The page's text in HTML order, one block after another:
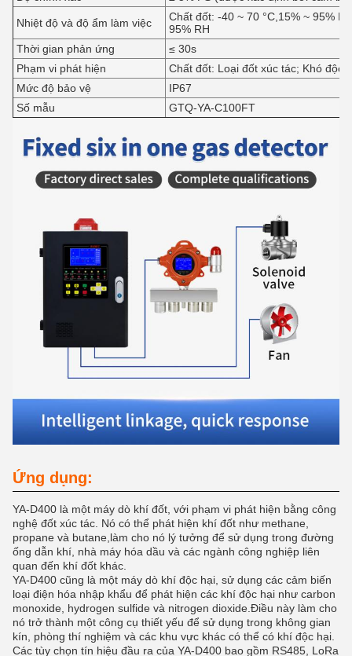
Nhiệt độ và độ ẩm làm việc
Chất đốt: -40 ~ 70 °C,15% ~ 95%
95% RH
Thời gian phản ứng
≤ 30s
Phạm vi phát hiện
Chất đốt: Loại đốt xúc tác; Khó
Mức độ bảo vệ
IP67
Số mẫu
GTQ-YA-C100FT
Ứng dụng:
YA-D400 là một máy dò khí đốt, với phạm vi phát hiện bằng công
nghệ đốt xúc tác. Nó có thể phát hiện khí đốt như methane,
propane và butane,làm cho nó lý tưởng để sử dụng trong đường
ống dẫn khí, nhà máy hóa dầu và các ngành công nghiệp liên
quan đến khí đốt khác.
YA-D400 cũng là một máy dò khí độc hại, sử dụng các cảm biến
loại điện hóa nhập khẩu để phát hiện các khí độc hại như carbon
monoxide, hydrogen sulfide và nitrogen dioxide.Điều này làm cho
nó trở thành một công cụ thiết yếu để sử dụng trong không gian
kín, phòng thí nghiệm và các khu vực khác có thể có khí độc hại.
Các tùy chọn tín hiệu đầu ra của YA-D400 bao gồm RS485, LoRa